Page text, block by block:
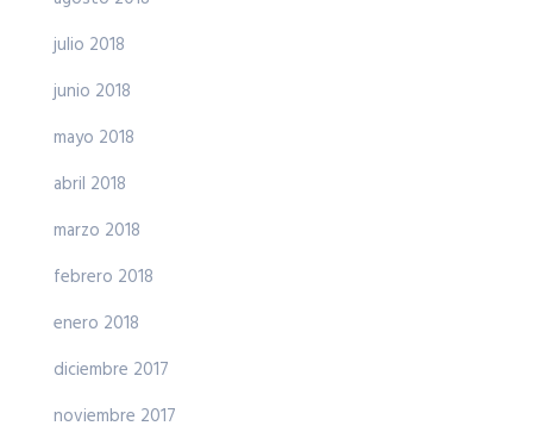
julio 2018
junio 2018
mayo 2018
abril 2018
marzo 2018
febrero 2018
enero 2018
diciembre 2017
noviembre 2017